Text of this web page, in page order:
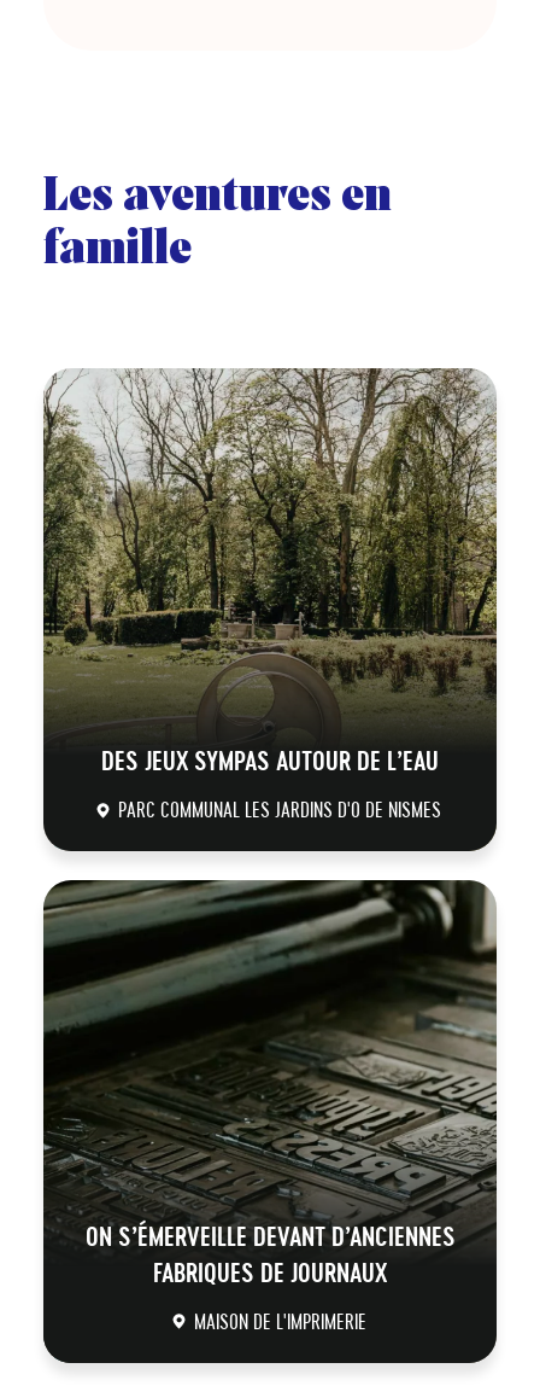
Les aventures en
famille
DES JEUX SYMPAS AUTOUR DE L’EAU
PARC COMMUNAL LES JARDINS D'O DE NISMES
ON S’ÉMERVEILLE DEVANT D’ANCIENNES
FABRIQUES DE JOURNAUX
MAISON DE L'IMPRIMERIE